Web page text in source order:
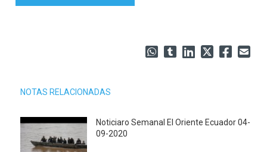
NOTAS RELACIONADAS
Noticiaro Semanal El Oriente Ecuador 04-
09-2020